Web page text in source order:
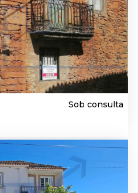
Sob consulta